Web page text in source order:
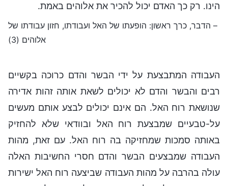
הינו. רק כך האדם יכול להכיר את אלוהים באמת.
– הדבר, כרך ראשון: הופעתו של האל ועבודתו, חזון עבודתו של
אלוהים (3)
העבודה המתבצעת על ידי הבשר והדם כרוכה בקשיים
רבים והבשר והדם לא יכולים לשאת אותה זהות אדירה
שנושאת רוח האל. הם אינם יכולים לבצע אותם מעשים
על-טבעיים שמבצעת רוח האל ובוודאי שלא להחזיק
באותה סמכות שמחזיקה בה רוח האל. עם זאת, מהות
העבודה שמבצעים הבשר והדם חסרי החשיבות האלה
עולה בהרבה על מהות העבודה שביצעה רוח האל ישירות